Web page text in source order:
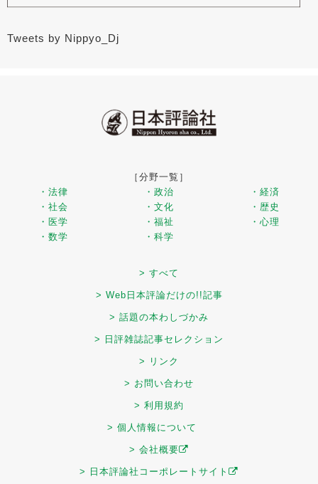
Tweets by Nippyo_Dj
［分野一覧］
・法律
・政治
・経済
・社会
・文化
・歴史
・医学
・福祉
・心理
・数学
・科学
> すべて
> Web日本評論だけの!!記事
> 話題の本わしづかみ
> 日評雑誌記事セレクション
> リンク
> お問い合わせ
> 利用規約
> 個人情報について
> 会社概要
> 日本評論社コーポレートサイト